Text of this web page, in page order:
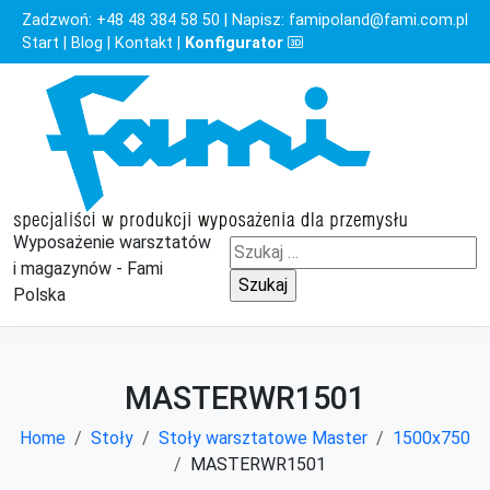
Zadzwoń: +48 48 384 58 50 | Napisz: famipoland@fami.com.pl
Start
Blog Kontakt Konfigurator
Wyposażenie warsztatów
i magazynów - Fami
Polska
Szukaj:
MASTERWR1501
Home Stoły Stoły warsztatowe Master
1500x750
MASTERWR1501